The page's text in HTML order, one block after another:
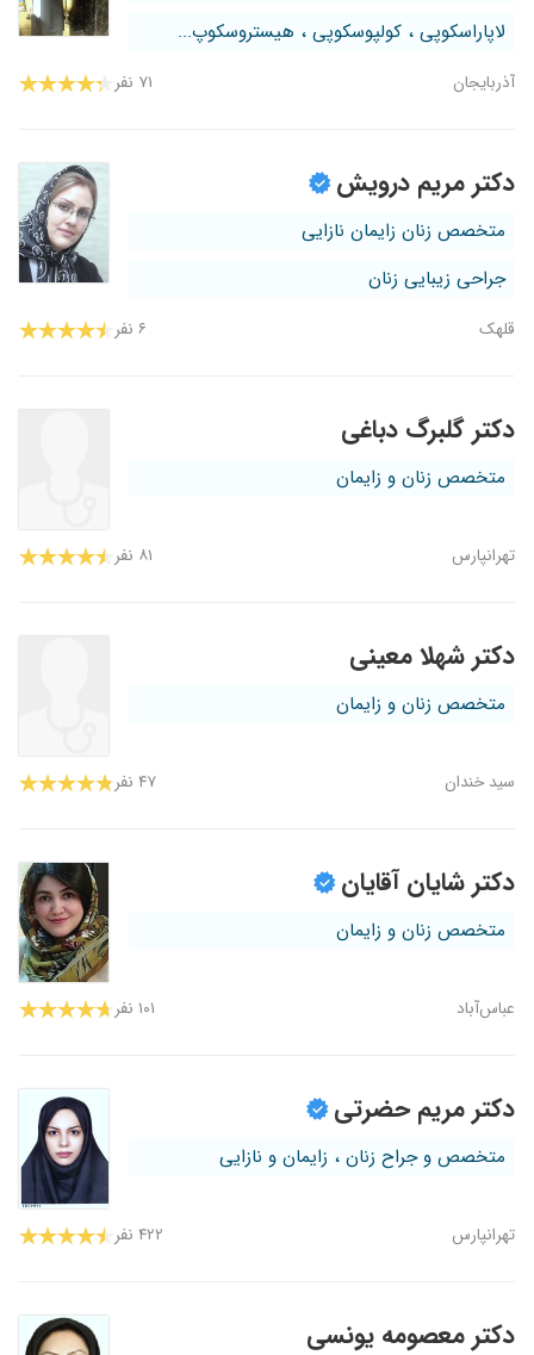
لاپاراسکوپی ، کولپوسکوپی ، هیستروسکوپ...
آذربایجان ۷۱ نفر
دکتر مریم درویش
متخصص زنان زایمان نازایی
جراحی زیبایی زنان
قلهک ۶ نفر
دکتر گلبرگ دباغی
متخصص زنان و زایمان
تهرانپارس ۸۱ نفر
دکتر شهلا معینی
متخصص زنان و زایمان
سید خندان ۴۷ نفر
دکتر شایان آقایان
متخصص زنان و زایمان
عباس‌آباد ۱۰۱ نفر
دکتر مریم حضرتی
متخصص و جراح زنان ، زایمان و نازایی
تهرانپارس ۴۲۲ نفر
دکتر معصومه یونسی